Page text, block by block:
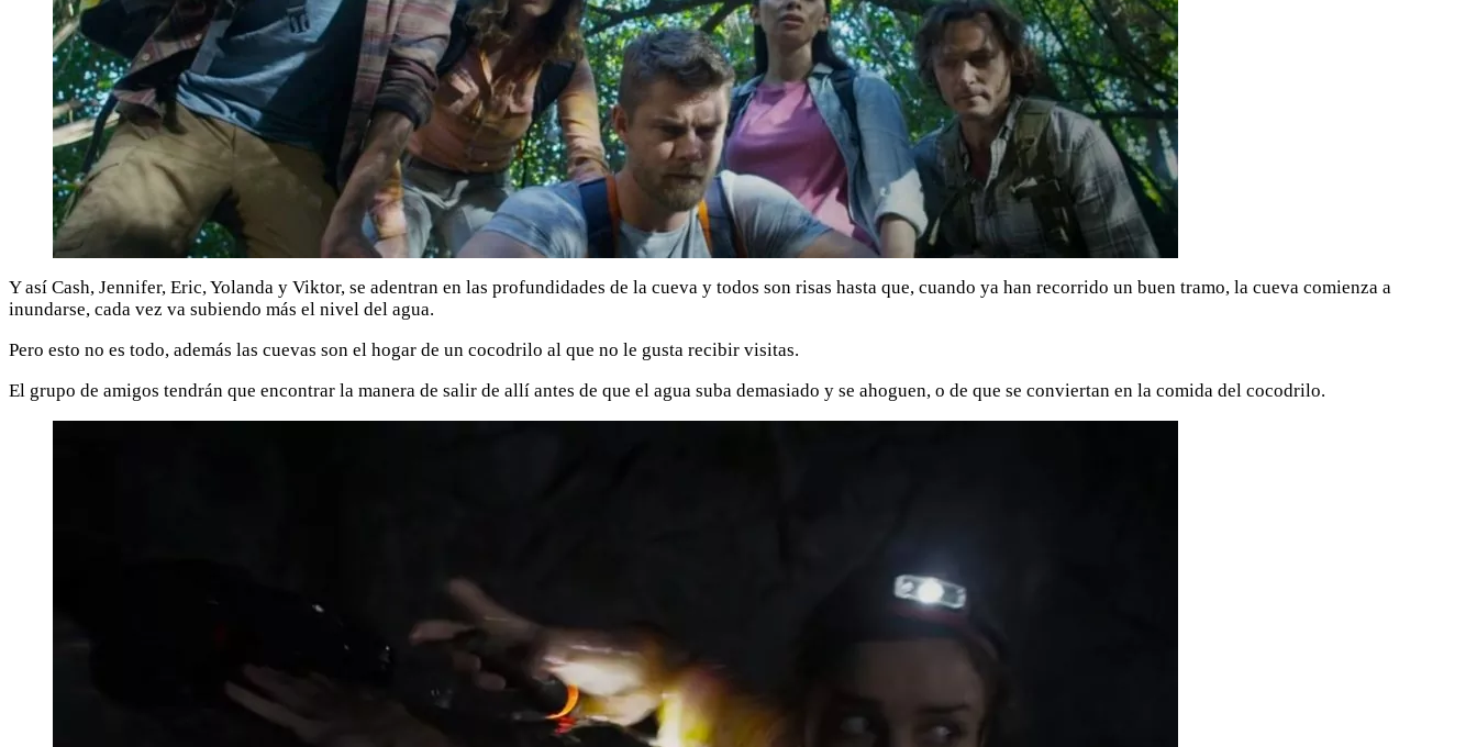
Y así Cash, Jennifer, Eric, Yolanda y Viktor, se adentran en las profundidades de la cueva y todos son risas hasta que, cuando ya han recorrido un buen tramo, la cueva comienza a
inundarse, cada vez va subiendo más el nivel del agua.
Pero esto no es todo, además las cuevas son el hogar de un cocodrilo al que no le gusta recibir visitas.
El grupo de amigos tendrán que encontrar la manera de salir de allí antes de que el agua suba demasiado y se ahoguen, o de que se conviertan en la comida del cocodrilo.